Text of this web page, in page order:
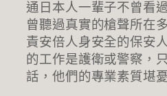
通日本人一輩子不曾看
曾聽過真實的槍聲所在
責安倍人身安全的保安
的工作是護衛或警察，
話，他們的專業素質堪